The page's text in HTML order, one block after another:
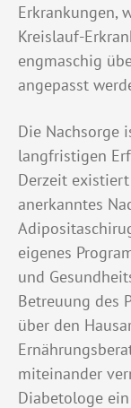
Erkrankungen,
Kreislauf-
engmaschig
angepasst
Die Nachsorge
langfristigen
Derzeit
anerkanntes
eigenes
und
Betreuung des
über den
miteinander
Diabetologe